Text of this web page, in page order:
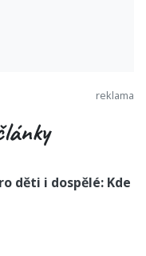
děti i dospělé: Kde